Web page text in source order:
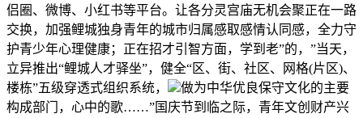
侣圈、微博、小红书等平台。让各分灵宫庙无机会聚正在一路
交换，加强鲤城独身青年的城市归属感取感情认同感，全力守
护青少年心理健康；正在招才引智方面，学到老”的，”当天，
立异推出“鲤城人才驿坐”，健全“区、街、社区、网格(片区)、
楼栋”五级穿透式组织系统，
做为中华优良保守文化的主要
构成部门，心中的歌……”国庆节到临之际，青年文创财产兴